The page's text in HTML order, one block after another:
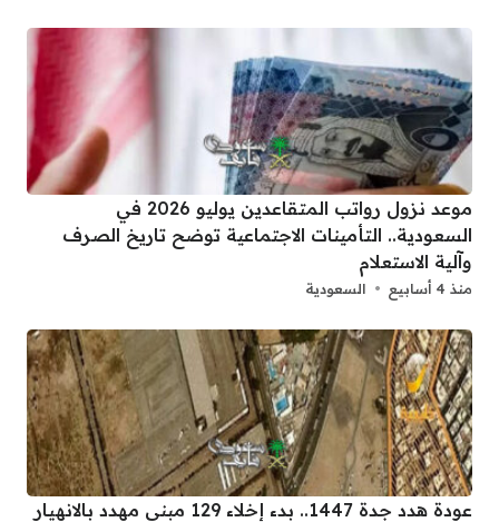
موعد نزول رواتب المتقاعدين يوليو 2026 في
السعودية.. التأمينات الاجتماعية توضح تاريخ الصرف
وآلية الاستعلام
منذ 4 أسابيع السعودية
عودة هدد جدة 1447.. بدء إخلاء 129 مبنى مهدد بالانهيار